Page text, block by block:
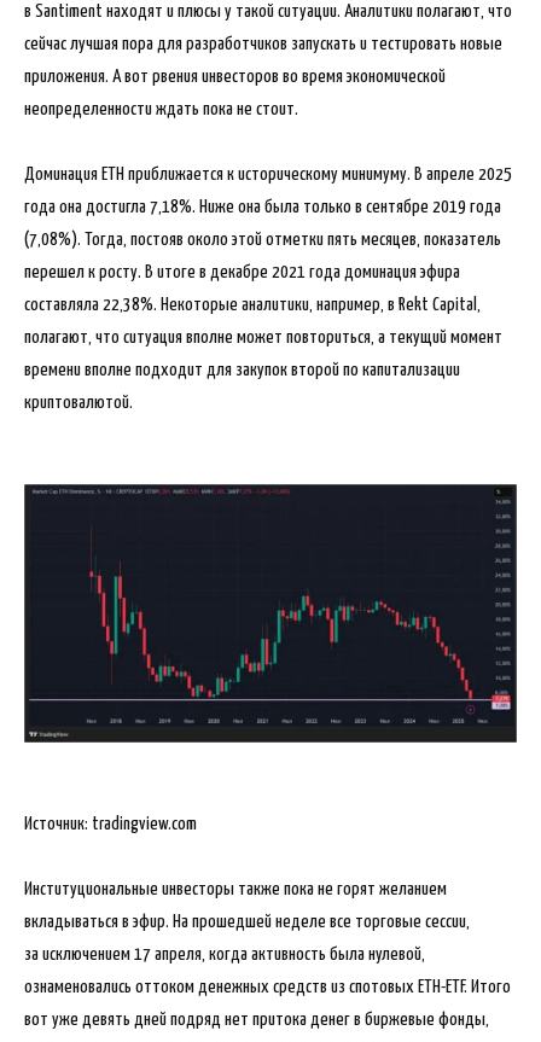
в Santiment находят и плюсы у такой ситуации. Аналитики полагают, что
сейчас лучшая пора для разработчиков запускать и тестировать новые
приложения. А вот рвения инвесторов во время экономической
неопределенности ждать пока не стоит.
Доминация ETH приближается к историческому минимуму. В апреле 2025
года она достигла 7,18%. Ниже она была только в сентябре 2019 года
(7,08%). Тогда, постояв около этой отметки пять месяцев, показатель
перешел к росту. В итоге в декабре 2021 года доминация эфира
составляла 22,38%. Некоторые аналитики, например, в Rekt Capital,
полагают, что ситуация вполне может повториться, а текущий момент
времени вполне подходит для закупок второй по капитализации
криптовалютой.
Источник: tradingview.com
Институциональные инвесторы также пока не горят желанием
вкладываться в эфир. На прошедшей неделе все торговые сессии,
за исключением 17 апреля, когда активность была нулевой,
ознаменовались оттоком денежных средств из спотовых ETH-ETF. Итого
вот уже девять дней подряд нет притока денег в биржевые фонды,